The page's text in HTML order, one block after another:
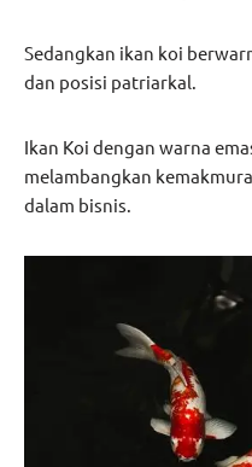
Sedangkan ikan koi
dan posisi patriarkal.
Ikan Koi dengan warna
melambangkan
dalam bisnis.